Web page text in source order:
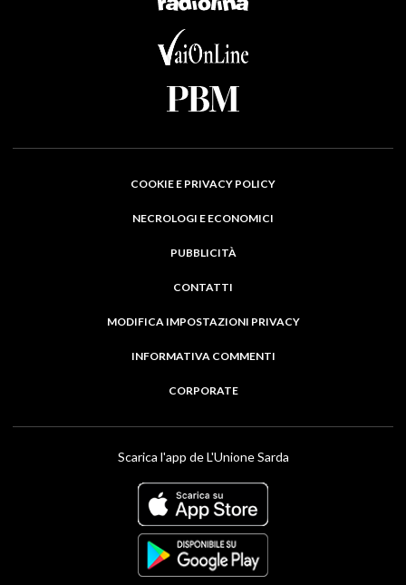
COOKIE E PRIVACY POLICY
NECROLOGI E ECONOMICI
PUBBLICITÀ
CONTATTI
MODIFICA IMPOSTAZIONI PRIVACY
INFORMATIVA COMMENTI
CORPORATE
Scarica l'app de L'Unione Sarda